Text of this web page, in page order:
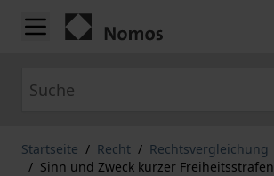
Zum Inhalt springen
Startseite / Recht / Rechtsvergleichung
/ Sinn und Zweck kurzer Freiheitsstrafen